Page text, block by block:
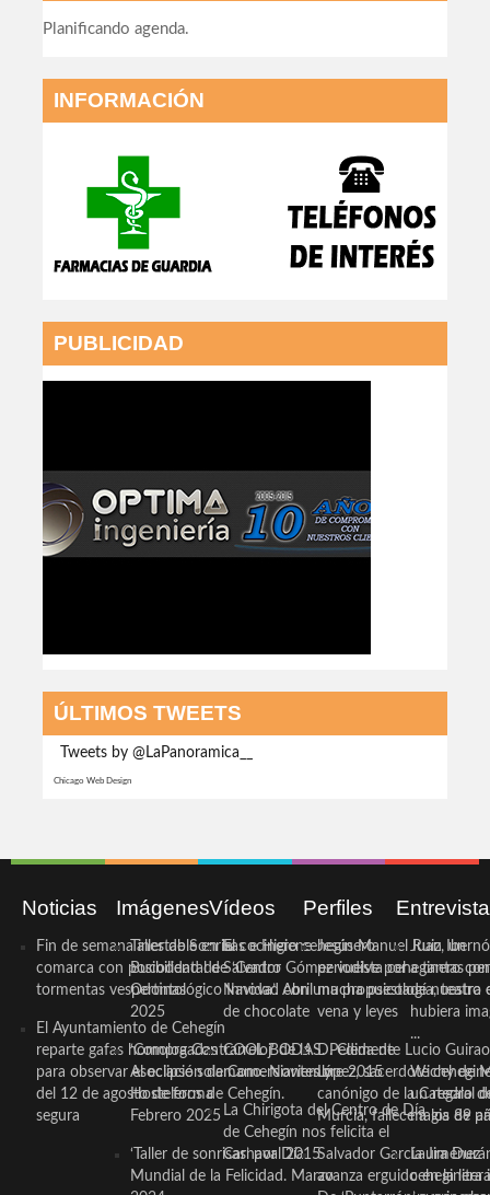
Planificando agenda.
INFORMACIÓN
PUBLICIDAD
ÚLTIMOS TWEETS
Tweets by @LaPanoramica__
Chicago Web Design
Noticias
Fin de semana inestable en la
comarca con posibilidad de
tormentas vespertinas
El Ayuntamiento de Cehegín
reparte gafas homologadas
para observar el eclipse solar
del 12 de agosto de forma
segura
Imágenes
Taller de Sonrisas e Higiene
Bucodental de ‘Centro
Odontológico Innova’. Abril
2025
‘Compra Contrarreloj’ de la
Asociación de Comerciantes y
Hosteleros de Cehegín.
Febrero 2025
‘Taller de sonrisas’ por Día
Mundial de la Felicidad. Marzo
Vídeos
El cocinero ceheginero
Salvador Gómez vuelve por
Navidad con una propuesta
de chocolate
COOL BODAS. Pedida de
mano. Noviembre 2015
La Chirigota del Centro de Día
de Cehegín nos felicita el
Carnaval 2015
Perfiles
Jesús Manuel Ruiz, un
periodista ceheginero con
mucha psicología, teatro
vena y leyes
D. Clemente Lucio Guirao
López, sacerdote
canónigo de la Catedral
Murcia, fallece a los 89
Salvador García Jiménez
avanza erguido en la
Juan
a tantas
de nuestra
hubiera
...
Wichy de
un regalo
magia de
Laura
ceheginera